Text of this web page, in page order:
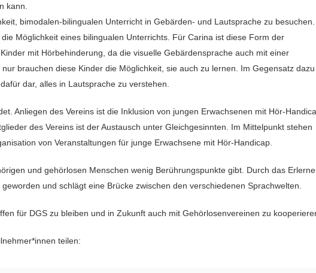
kann.
bimodalen-bilingualen Unterricht in Gebärden- und Lautsprache zu besuchen.
Möglichkeit eines bilingualen Unterrichts. Für Carina ist diese Form der
mit Hörbehinderung, da die visuelle Gebärdensprache auch mit einer
brauchen diese Kinder die Möglichkeit, sie auch zu lernen. Im Gegensatz dazu
dar, alles in Lautsprache zu verstehen.
Anliegen des Vereins ist die Inklusion von jungen Erwachsenen mit Hör-
des Vereins ist der Austausch unter Gleichgesinnten. Im Mittelpunkt stehen
von Veranstaltungen für junge Erwachsene mit Hör-Handicap.
und gehörlosen Menschen wenig Berührungspunkte gibt. Durch das
und schlägt eine Brücke zwischen den verschiedenen Sprachwelten.
für DGS zu bleiben und in Zukunft auch mit Gehörlosenvereinen zu
teilen: